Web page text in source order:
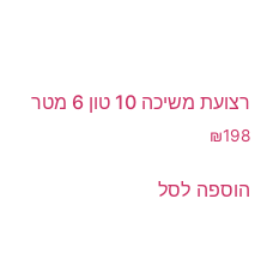
רצועת משיכה 10 טון 6 מטר
₪198
הוספה לסל